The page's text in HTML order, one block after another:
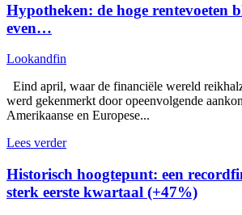
Hypotheken: de hoge rentevoeten
even…
Lookandfin
Eind april, waar de financiële wereld
werd gekenmerkt door opeenvolgende
Amerikaanse en Europese...
Lees verder
Historisch hoogtepunt: een
sterk eerste kwartaal (+47%)